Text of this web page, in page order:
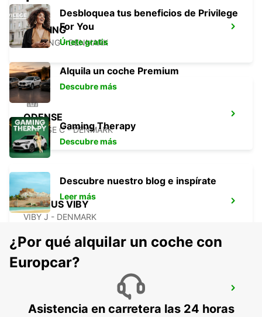
HERNING
HERNING - DENMARK
ODENSE
ODENSE C - DENMARK
AARHUS VIBY
VIBY J - DENMARK
AARHUS C - DENMARK
Desbloquea tus beneficios de Privilege
For You
Únete gratis
Alquila un coche Premium
Descubre más
Gaming Therapy
Descubre más
Descubre nuestro blog e inspírate
Leer más
¿Por qué alquilar un coche con
Europcar?
Asistencia en carretera las 24 horas